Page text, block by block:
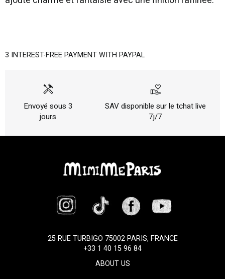
3 INTEREST-FREE PAYMENT WITH PAYPAL
handyman
Envoyé sous 3
jours
volunteer_activism
SAV disponible sur le tchat live
7j/7
25 RUE TURBIGO 75002 PARIS, FRANCE
+33 1 40 15 96 84
ABOUT US